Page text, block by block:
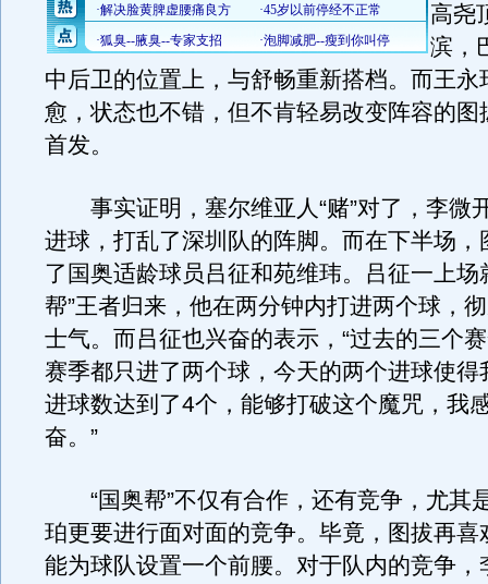
高尧
滨，
中后卫的位置上，与舒畅重新搭档。而王永
愈，状态也不错，但不肯轻易改变阵容的图
首发。
事实证明，塞尔维亚人“赌”对了，李微
进球，打乱了深圳队的阵脚。而在下半场，
了国奥适龄球员吕征和苑维玮。吕征一上场
帮”王者归来，他在两分钟内打进两个球，
士气。而吕征也兴奋的表示，“过去的三个
赛季都只进了两个球，今天的两个进球使得
进球数达到了4个，能够打破这个魔咒，我
奋。”
“国奥帮”不仅有合作，还有竞争，尤其
珀更要进行面对面的竞争。毕竟，图拔再喜
能为球队设置一个前腰。对于队内的竞争，